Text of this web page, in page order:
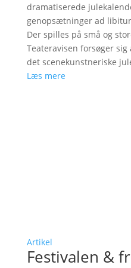
dramatiserede
genopsætninger ad
Der spilles på små og
Teateravisen forsøger
det scenekunstneriske
Læs mere
Artikel
Festivalen &